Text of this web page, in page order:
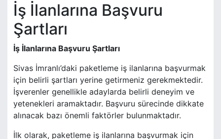
İş İlanlarına Başvuru
Şartları
İş İlanlarına Başvuru Şartları
Sivas İmranlı’daki paketleme iş ilanlarına başvurmak
için belirli şartları yerine getirmeniz gerekmektedir.
İşverenler genellikle adaylarda belirli deneyim ve
yetenekleri aramaktadır. Başvuru sürecinde dikkate
alınacak bazı önemli faktörler bulunmaktadır.
İlk olarak, paketleme iş ilanlarına başvurmak için